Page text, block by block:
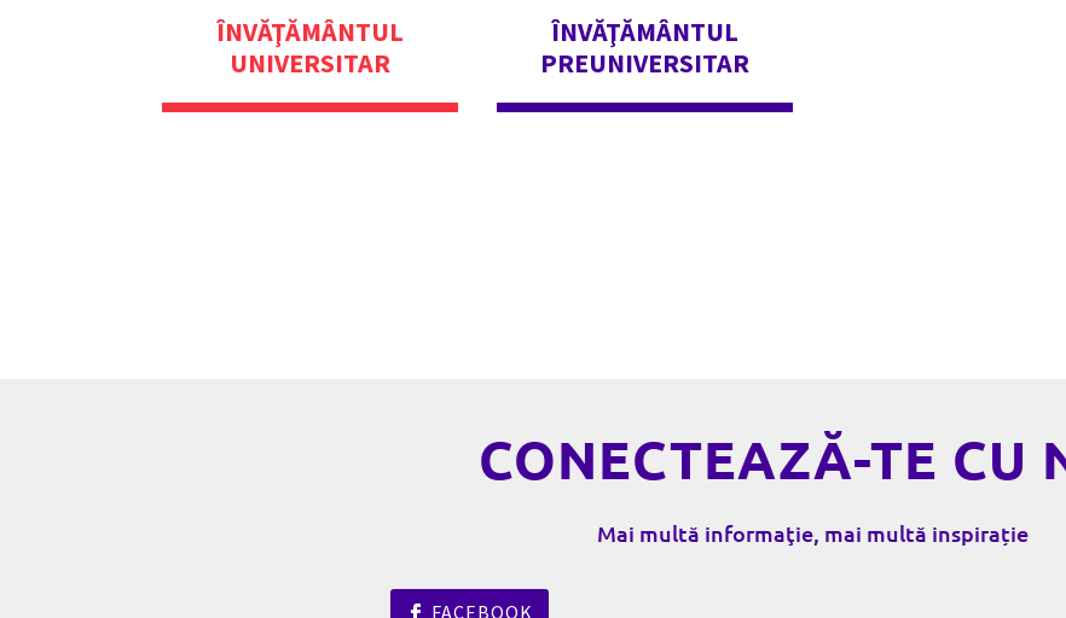
ÎNVĂŢĂMÂNTUL
UNIVERSITAR
ÎNVĂŢĂMÂNTUL
PREUNIVERSITAR
CONECTEAZĂ-TE CU
Mai multă informaţie, mai multă inspirație
FACEBOOK